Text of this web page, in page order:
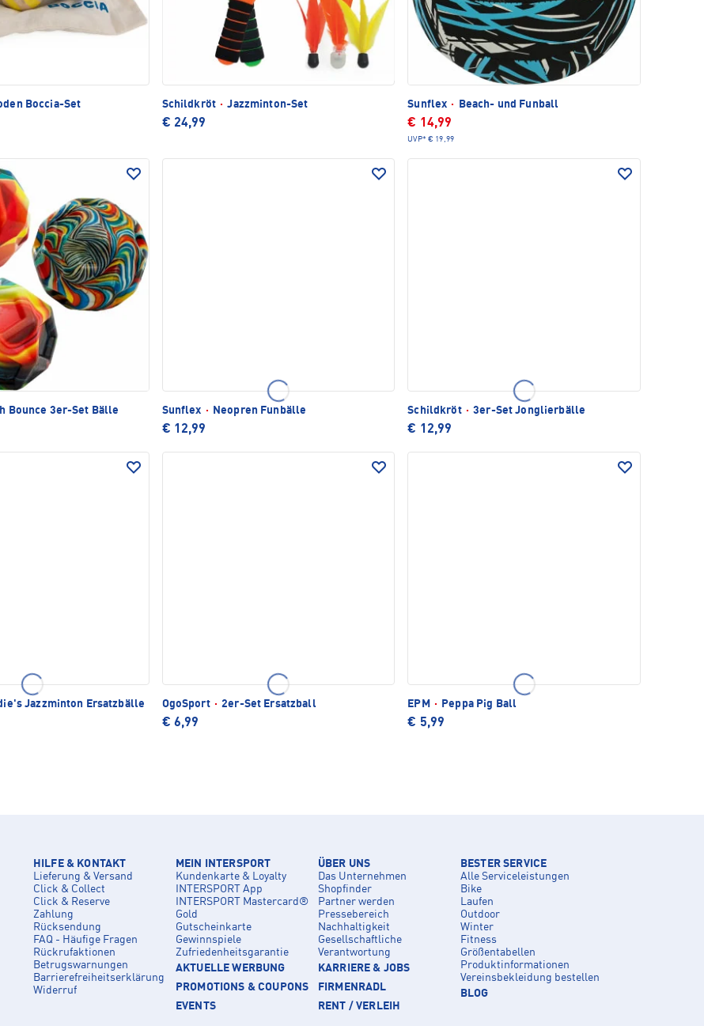
Boccia-Set Schildkröt · Jazzminton-Set
€ 24,99
Sunflex · Beach- und Funball
€ 14,99
UVP* € 19,99
Bounce 3er-Set Bälle Sunflex · Neopren Funbälle
€ 12,99
Schildkröt · 3er-Set Jonglierbälle
€ 12,99
Jazzminton Ersatzbälle OgoSport · 2er-Set Ersatzball
€ 6,99
EPM · Peppa Pig Ball
€ 5,99
HILFE & KONTAKT
Lieferung & Versand
Click & Collect
Click & Reserve
Zahlung
Rücksendung
FAQ - Häufige Fragen
Rückrufaktionen
Betrugswarnungen
Barrierefreiheitserklärung
Widerruf
MEIN INTERSPORT
Kundenkarte & Loyalty
INTERSPORT App
INTERSPORT Mastercard®
Gold
Gutscheinkarte
Gewinnspiele
Zufriedenheitsgarantie
AKTUELLE WERBUNG
PROMOTIONS & COUPONS
EVENTS
ÜBER UNS
Das Unternehmen
Shopfinder
Partner werden
Pressebereich
Nachhaltigkeit
Gesellschaftliche
Verantwortung
KARRIERE & JOBS
FIRMENRADL
RENT / VERLEIH
BESTER SERVICE
Alle Serviceleistungen
Bike
Laufen
Outdoor
Winter
Fitness
Größentabellen
Produktinformationen
Vereinsbekleidung bestellen
BLOG